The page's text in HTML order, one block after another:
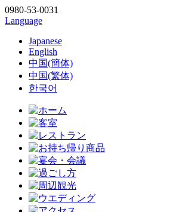
0980-53-0031
Language
Japanese
English
中国(簡体)
中国(繁体)
한국어